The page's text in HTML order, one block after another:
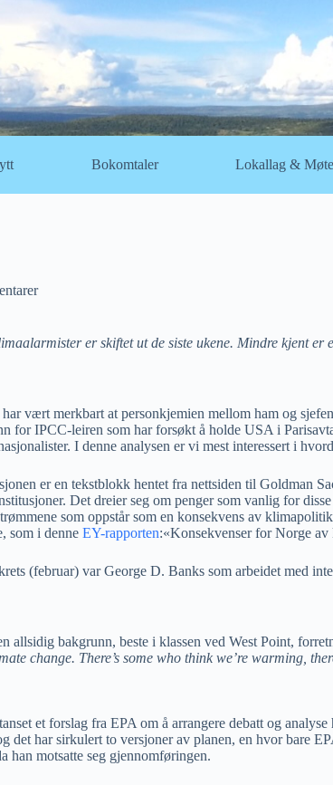
Bokomtaler Lokallag &
er skiftet ut de siste ukene. Mindre kjent
vært merkbart at personkjemien mellom ham og
for IPCC-leiren som har forsøkt å holde USA i
I denne analysen er vi mest interessert i
er en tekstblokk hentet fra nettsiden til Goldman
Det dreier seg om penger som vanlig for
som oppstår som en konsekvens av
som i denne EY-rapporten:«Konsekvenser for Norge
(februar) var George D. Banks som arbeidet med
allsidig bakgrunn, beste i klassen ved West Point,
change. There’s some who think we’re warming,
et forslag fra EPA om å arrangere debatt og
det har sirkulert to versjoner av planen, en hvor bare
han motsatte seg gjennomføringen.